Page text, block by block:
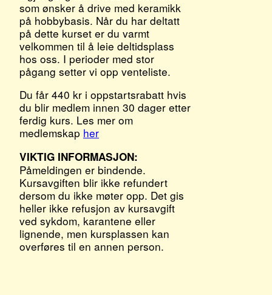
som ønsker å drive med keramikk
på hobbybasis. Når du har deltatt
på dette kurset er du varmt
velkommen til å leie deltidsplass
hos oss. I perioder med stor
pågang setter vi opp venteliste.
Du får 440 kr i oppstartsrabatt hvis
du blir medlem innen 30 dager etter
ferdig kurs. Les mer om
medlemskap her
VIKTIG INFORMASJON:
Påmeldingen er bindende.
Kursavgiften blir ikke refundert
dersom du ikke møter opp. Det gis
heller ikke refusjon av kursavgift
ved sykdom, karantene eller
lignende, men kursplassen kan
overføres til en annen person.